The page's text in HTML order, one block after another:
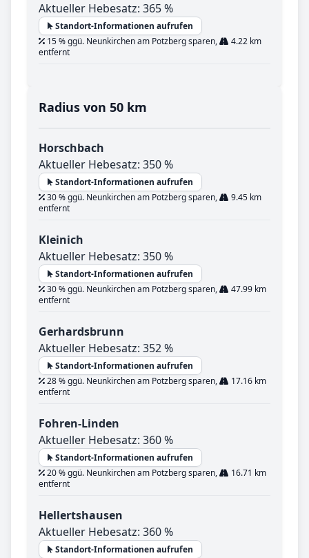
Aktueller Hebesatz: 365 %
Standort-Informationen aufrufen
15 % ggü. Neunkirchen am Potzberg sparen,
4.22 km
entfernt
Radius von 50 km
Horschbach
Aktueller Hebesatz: 350 %
Standort-Informationen aufrufen
30 % ggü. Neunkirchen am Potzberg sparen,
9.45 km
entfernt
Kleinich
Aktueller Hebesatz: 350 %
Standort-Informationen aufrufen
30 % ggü. Neunkirchen am Potzberg sparen,
47.99 km
entfernt
Gerhardsbrunn
Aktueller Hebesatz: 352 %
Standort-Informationen aufrufen
28 % ggü. Neunkirchen am Potzberg sparen,
17.16 km
entfernt
Fohren-Linden
Aktueller Hebesatz: 360 %
Standort-Informationen aufrufen
20 % ggü. Neunkirchen am Potzberg sparen,
16.71 km
entfernt
Hellertshausen
Aktueller Hebesatz: 360 %
Standort-Informationen aufrufen